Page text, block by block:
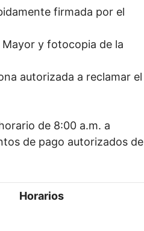
firmada por el
y fotocopia de la
autorizada a reclamar el
de 8:00 a.m. a
de pago autorizados de
Horarios